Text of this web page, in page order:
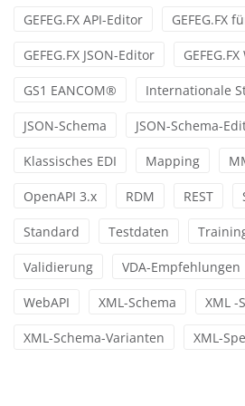
GEFEG.FX API-Editor GEFEG.FX
GEFEG.FX JSON-Editor
GS1 EANCOM® Internationale
JSON-Schema JSON-Schema-
Klassisches EDI Mapping
OpenAPI 3.x RDM REST
Standard Testdaten
Validierung VDA-Empfehlungen
WebAPI XML-Schema XML -
XML-Schema-Varianten XML-